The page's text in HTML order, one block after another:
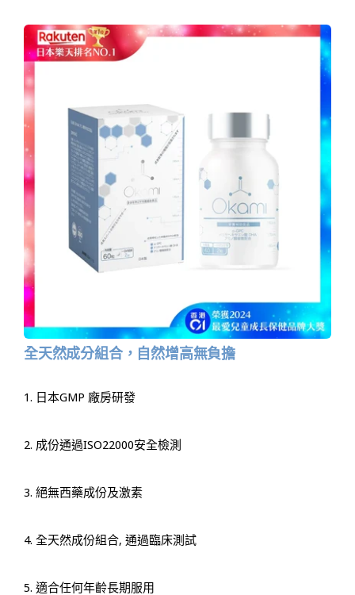
全天然成分組合，自然增高無負擔
1. 日本GMP 廠房研發
2. 成份通過ISO22000安全檢測
3. 絕無西藥成份及激素
4. 全天然成份組合, 通過臨床測試
5. 適合任何年齡長期服用